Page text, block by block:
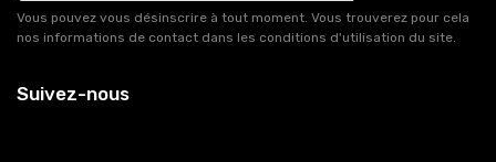
Vous pouvez vous désinscrire à tout moment. Vous trouverez pour cela
nos informations de contact dans les conditions d'utilisation du site.
Suivez-nous